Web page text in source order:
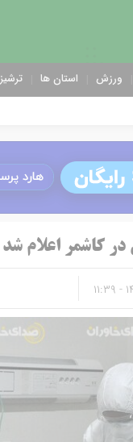
ورزش استان ها ترشیز
در کاشمر اعلام شد